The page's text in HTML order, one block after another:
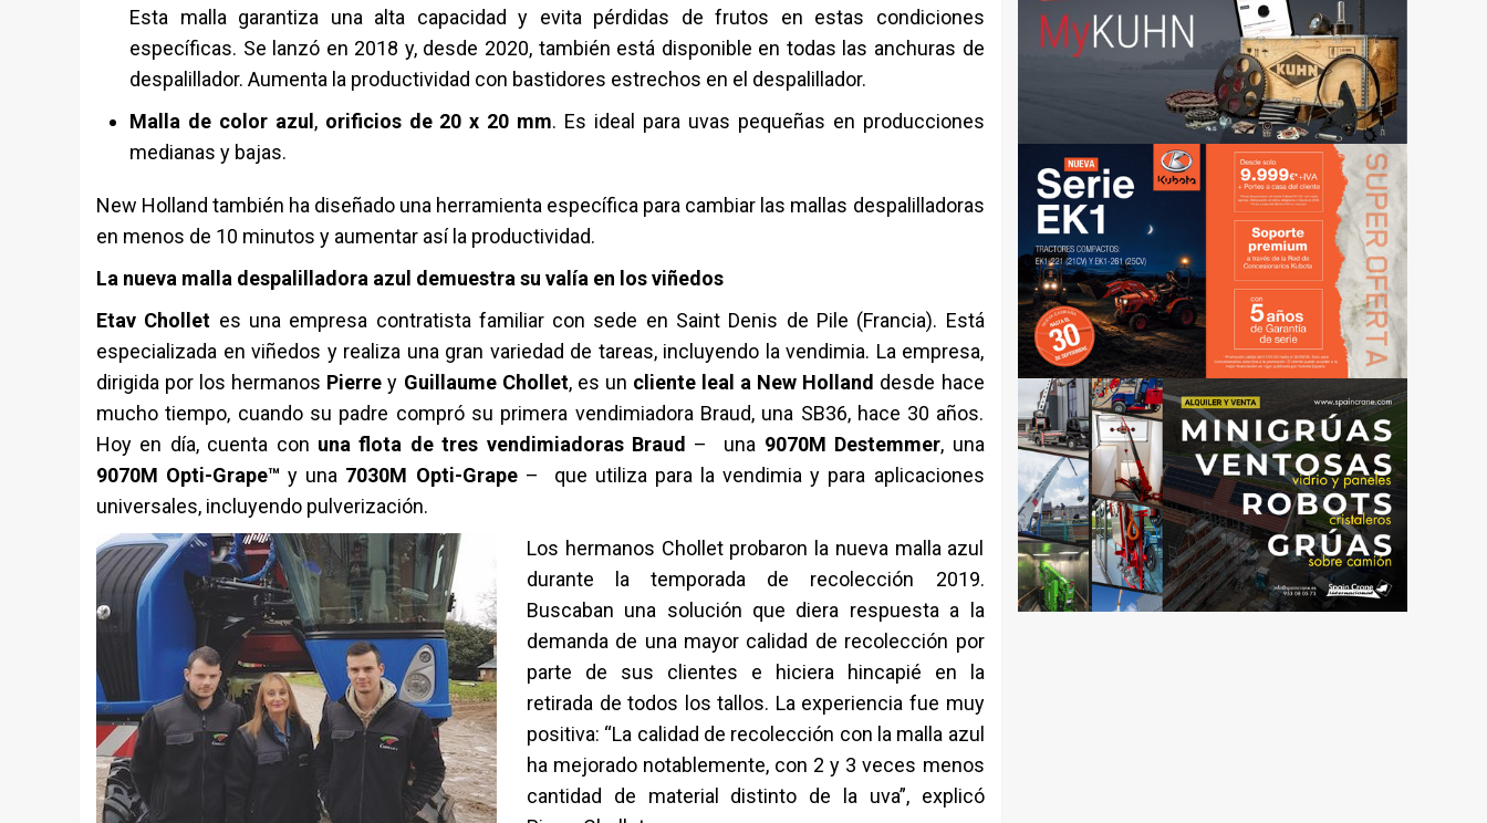
Esta malla garantiza una alta capacidad y evita pérdidas de frutos en estas condiciones
específicas. Se lanzó en 2018 y, desde 2020, también está disponible en todas las anchuras de
despalillador. Aumenta la productividad con bastidores estrechos en el despalillador.
Malla de color azul , orificios de 20 x 20 mm. Es ideal para uvas pequeñas en producciones
medianas y bajas.
New Holland también ha diseñado una herramienta específica para cambiar las mallas despalilladoras
en menos de 10 minutos y aumentar así la productividad.
La nueva malla despalilladora azul demuestra su valía en los viñedos
Etav Chollet es una empresa contratista familiar con sede en Saint Denis de Pile (Francia). Está
especializada en viñedos y realiza una gran variedad de tareas, incluyendo la vendimia. La empresa,
dirigida por los hermanos Pierre y Guillaume Chollet, es un cliente leal a New Holland desde hace
mucho tiempo, cuando su padre compró su primera vendimiadora Braud, una SB36, hace 30 años.
Hoy en día, cuenta con una flota de tres vendimiadoras Braud – una 9070M Destemmer, una
9070M Opti-Grape™ y una 7030M Opti-Grape– que utiliza para la vendimia y para aplicaciones
universales, incluyendo pulverización.
Los hermanos Chollet probaron la nueva malla azul
durante la temporada de recolección 2019.
Buscaban una solución que diera respuesta a la
demanda de una mayor calidad de recolección por
parte de sus clientes e hiciera hincapié en la
retirada de todos los tallos. La experiencia fue muy
positiva: “La calidad de recolección con la malla azul
ha mejorado notablemente, con 2 y 3 veces menos
cantidad de material distinto de la uva”, explicó